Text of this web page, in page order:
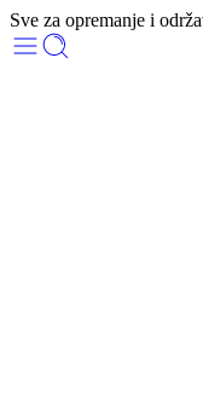
Sve za opremanje i